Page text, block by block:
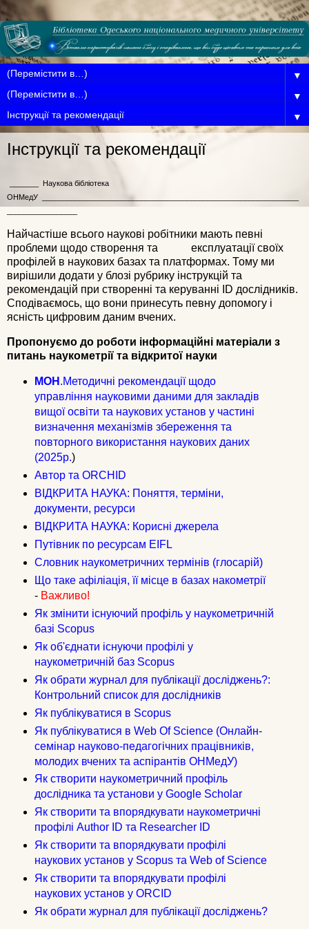
▼
▼
▼
Інструкції та рекомендації
Наукова бібліотека
ОНМедУ
______________________________________________________________
Найчастіше всього наукові робітники мають певні
проблеми щодо створення та
експлуатації своїх
профілей в наукових базах та платформах. Тому ми
вирішили додати у блозі рубрику інструкцій та
рекомендацій при створенні та керуванні ID дослідників.
Сподіваємось, що вони принесуть певну допомогу і
ясність цифровим даним вчених.
Пропонуємо до роботи інформаційні матеріали з
питань наукометрії та відкритої науки
МОН .Методичні рекомендації щодо
управління науковими даними для закладів
вищої освіти та наукових установ у частині
визначення механізмів збереження та
повторного використання наукових даних
(2025р.)
Автор та ORCHID
ВІДКРИТА НАУКА: Поняття, терміни,
документи, ресурси
ВІДКРИТА НАУКА: Корисні джерела
Путівник по ресурсам EIFL
Словник наукометричних термінів (глосарій)
Що таке афіліація, її місце в базах накометрії
- Важливо!
Як змінити існуючий профіль у наукометричній
базі Scopus
Як об'єднати існуючи профілі у
наукометричній баз Scopus
Як обрати журнал для публікації досліджень?:
Контрольний список для дослідників
Як публікуватися в Scopus
Як публікуватися в Web Of Science (Онлайн-
семінар науково-педагогічних працівників,
молодих вчених та аспірантів ОНМедУ)
Як створити наукометричний профіль
дослідника та установи у Google Scholar
Як створити та впорядкувати наукометричні
профілі Author ID та Researcher ID
Як створити та впорядкувати профілі
наукових установ у Scopus та Web of Science
Як створити та впорядкувати профілі
наукових установ у ORCID
Як обрати журнал для публікації досліджень?